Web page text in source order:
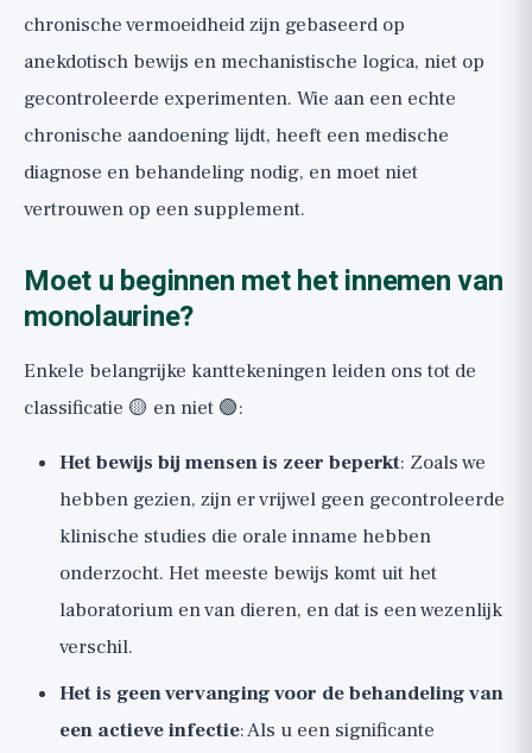
chronische vermoeidheid zijn gebaseerd op
anekdotisch bewijs en mechanistische logica, niet op
gecontroleerde experimenten. Wie aan een echte
chronische aandoening lijdt, heeft een medische
diagnose en behandeling nodig, en moet niet
vertrouwen op een supplement.
Moet u beginnen met het innemen van
monolaurine?
Enkele belangrijke kanttekeningen leiden ons tot de
classificatie 🟡 en niet 🟢:
Het bewijs bij mensen is zeer beperkt: Zoals we
hebben gezien, zijn er vrijwel geen gecontroleerde
klinische studies die orale inname hebben
onderzocht. Het meeste bewijs komt uit het
laboratorium en van dieren, en dat is een wezenlijk
verschil.
Het is geen vervanging voor de behandeling van
een actieve infectie: Als u een significante